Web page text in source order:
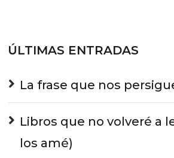
ÚLTIMAS ENTRADAS
La frase que nos
Libros que no volveré a
los amé)